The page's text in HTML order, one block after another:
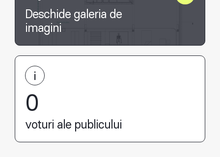
Deschide galeria de
imagini
0
voturi ale publicului